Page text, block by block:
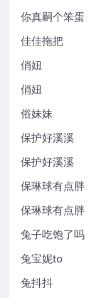
你真嗣个笨蛋
佳佳拖把
俏妞
俏妞
俗妹妹
保护好溪溪
保护好溪溪
保琳球有点胖
保琳球有点胖
兔子吃饱了吗
兔宝妮to
兔抖抖